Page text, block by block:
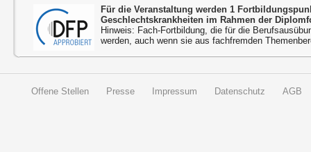
Für die Veranstaltung werden 1
Geschlechtskrankheiten im Rahmen der
Hinweis: Fach-Fortbildung, die für die
werden, auch wenn sie aus fachfremden
Offene Stellen Presse Impressum Datenschutz AGB